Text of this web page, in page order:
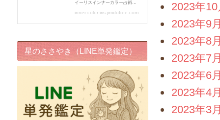
2023年10
2023年9
2023年8
2023年7
2023年6
2023年4
2023年3
星のささやき（LINE単発鑑定）